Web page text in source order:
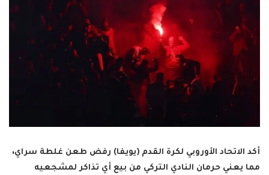
أكد الاتحاد الأوروبي لكرة القدم (يويفا) رفض طعن غلطة سراي،
مما يعني حرمان النادي التركي من بيع أي تذاكر لمشجعيه